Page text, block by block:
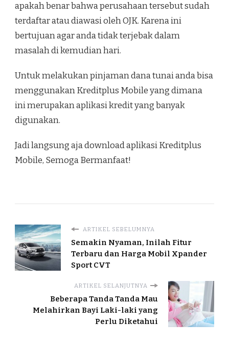
apakah benar bahwa perusahaan tersebut sudah
terdaftar atau diawasi oleh OJK. Karena ini
bertujuan agar anda tidak terjebak dalam
masalah di kemudian hari.
Untuk melakukan pinjaman dana tunai anda bisa
menggunakan Kreditplus Mobile yang dimana
ini merupakan aplikasi kredit yang banyak
digunakan.
Jadi langsung aja download aplikasi Kreditplus
Mobile, Semoga Bermanfaat!
ARTIKEL SEBELUMNYA
Semakin Nyaman, Inilah Fitur
Terbaru dan Harga Mobil Xpander
Sport CVT
ARTIKEL SELANJUTNYA
Beberapa Tanda Tanda Mau
Melahirkan Bayi Laki-laki yang
Perlu Diketahui